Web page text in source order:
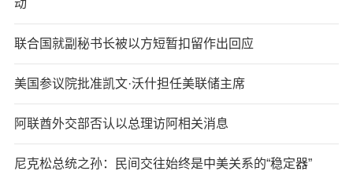
动
联合国就副秘书长被以方短暂扣留作出回应
美国参议院批准凯文·沃什担任美联储主席
阿联酋外交部否认以总理访阿相关消息
尼克松总统之孙：民间交往始终是中美关系的“稳定器”